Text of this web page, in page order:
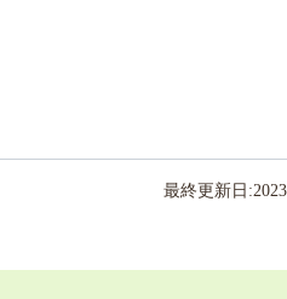
最終更新日:2023